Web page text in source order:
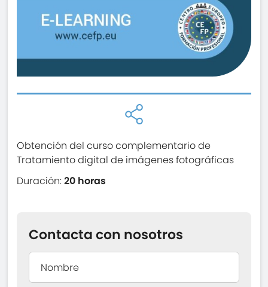
Obtención del curso complementario de
Tratamiento digital de imágenes fotográficas
Duración:20 horas
Contacta con nosotros